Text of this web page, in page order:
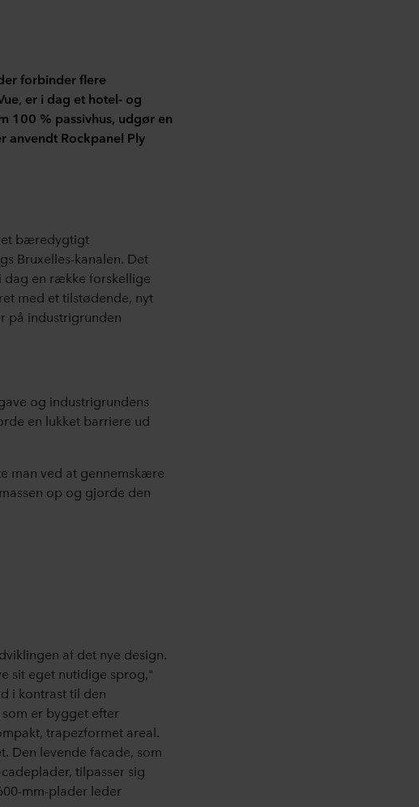
forbinder flere
er i dag et hotel- og
100 % passivhus, udgør en
anvendt Rockpanel Ply
et bæredygtigt
Bruxelles-kanalen. Det
dag en række forskellige
med et tilstødende, nyt
på industrigrunden
og industrigrundens
en lukket barriere ud
man ved at gennemskære
op og gjorde den
af det nye design.
sit eget nutidige sprog,"
i kontrast til den
er bygget efter
trapezformet areal.
Den levende facade, som
tilpasser sig
mm-plader leder